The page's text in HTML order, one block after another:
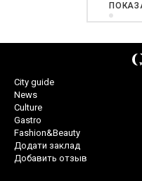
City guide
News
Culture
Gastro
Fashion&Beauty
Додати заклад
Добавить отзыв